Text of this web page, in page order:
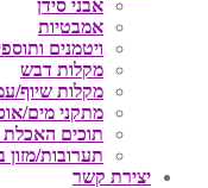
אבני סידן
אמבטיות
ויטמנים
מקלות דבש
מקלות שיוף/
מתקני מים/
תוכים האכלת
תערובות/מזון
יצירת קשר